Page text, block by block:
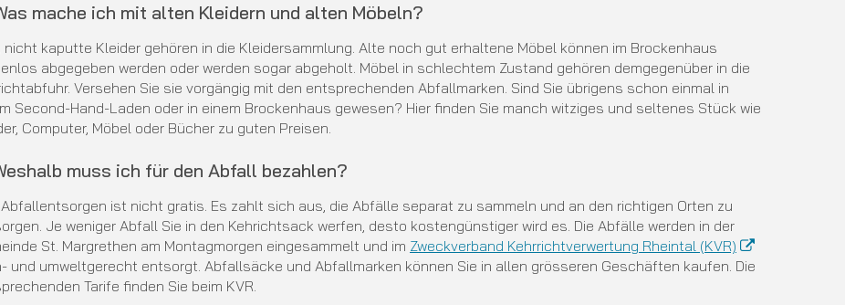
mache ich mit alten Kleidern und alten Möbeln?
nicht kaputte Kleider gehören in die Kleidersammlung. Alte noch gut erhaltene Möbel können im Brockenhaus
abgegeben werden oder werden sogar abgeholt. Möbel in schlechtem Zustand gehören demgegenüber in die
Versehen Sie sie vorgängig mit den entsprechenden Abfallmarken. Sind Sie übrigens schon einmal in
Second-Hand-Laden oder in einem Brockenhaus gewesen? Hier finden Sie manch witziges und seltenes Stück wie
Computer, Möbel oder Bücher zu guten Preisen.
muss ich für den Abfall bezahlen?
ist nicht gratis. Es zahlt sich aus, die Abfälle separat zu sammeln und an den richtigen Orten zu
Je weniger Abfall Sie in den Kehrichtsack werfen, desto kostengünstiger wird es. Die Abfälle werden in der
St. Margrethen am Montagmorgen eingesammelt und im Zweckverband Kehrrichtverwertung Rheintal (KVR)
und umweltgerecht entsorgt. Abfallsäcke und Abfallmarken können Sie in allen grösseren Geschäften kaufen. Die
Tarife finden Sie beim KVR.